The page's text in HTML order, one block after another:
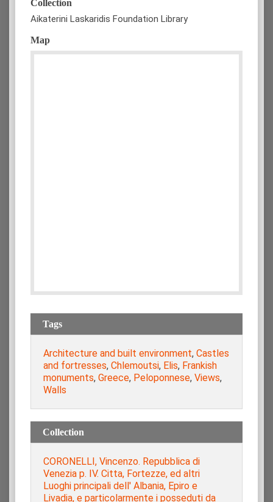
Collection
Aikaterini Laskaridis Foundation Library
Map
Tags
Architecture and built environment, Castles
and fortresses, Chlemoutsi, Elis, Frankish
monuments, Greece, Peloponnese, Views,
Walls
Collection
CORONELLI, Vincenzo. Repubblica di
Venezia p. IV. Citta, Fortezze, ed altri
Luoghi principali dell' Albania, Epiro e
Livadia, e particolarmente i posseduti da